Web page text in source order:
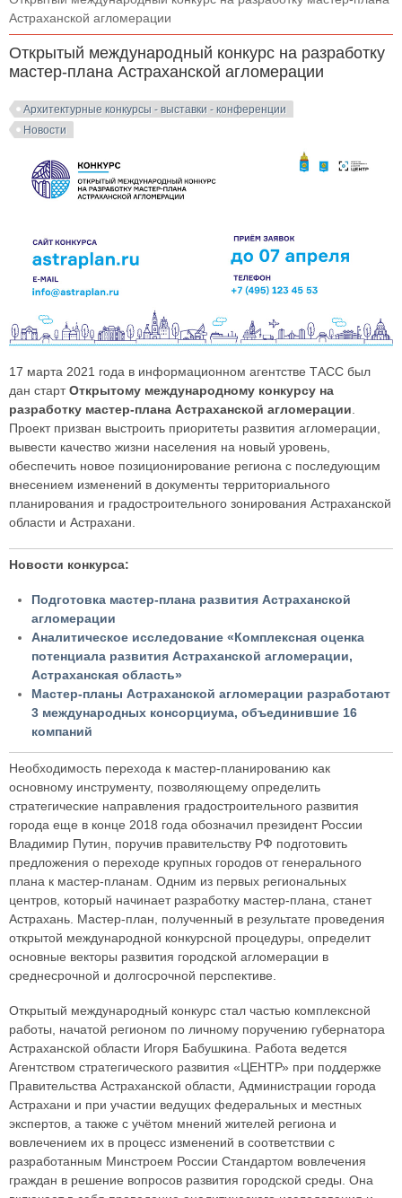
Астраханской агломерации
Открытый международный конкурс на разработку
мастер-плана Астраханской агломерации
Архитектурные конкурсы - выставки - конференции
Новости
17 марта 2021 года в информационном агентстве ТАСС был
дан стартОткрытому международному конкурсу на
разработку мастер-плана Астраханской агломерации
Проект призван выстроить приоритеты развития агломерации,
вывести качество жизни населения на новый уровень,
обеспечить новое позиционирование региона с последующим
внесением изменений в документы территориального
планирования и градостроительного зонирования Астраханской
области и Астрахани.
Новости конкурса:
Подготовка мастер-плана развития Астраханской
агломерации
Аналитическое исследование «Комплексная оценка
потенциала развития Астраханской агломерации,
Астраханская область»
Мастер-планы Астраханской агломерации разработают
3 международных консорциума, объединившие 16
компаний
Необходимость перехода к мастер-планированию как
основному инструменту, позволяющему определить
стратегические направления градостроительного развития
города еще в конце 2018 года обозначил президент России
Владимир Путин, поручив правительству РФ подготовить
предложения о переходе крупных городов от генерального
плана к мастер-планам. Одним из первых региональных
центров, который начинает разработку мастер-плана, станет
Астрахань. Мастер-план, полученный в результате проведения
открытой международной конкурсной процедуры, определит
основные векторы развития городской агломерации в
среднесрочной и долгосрочной перспективе.
Открытый международный конкурс стал частью комплексной
работы, начатой регионом по личному поручению губернатора
Астраханской области Игоря Бабушкина. Работа ведется
Агентством стратегического развития «ЦЕНТР» при поддержке
Правительства Астраханской области, Администрации города
Астрахани и при участии ведущих федеральных и местных
экспертов, а также с учётом мнений жителей региона и
вовлечением их в процесс изменений в соответствии с
разработанным Минстроем России Стандартом вовлечения
граждан в решение вопросов развития городской среды. Она